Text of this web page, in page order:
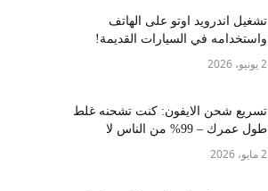
تشغيل اندرويد اوتو على الهاتف
واستخدامه في السيارات القديمة!
2 يونيو، 2026
تسريع شحن الايفون: كنت تشحنه غلط
طول عمرك – 99% من الناس لا
يعرفونها2 مايو، 2026